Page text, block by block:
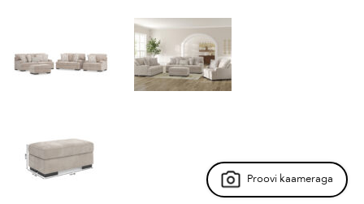
Proovi kaameraga